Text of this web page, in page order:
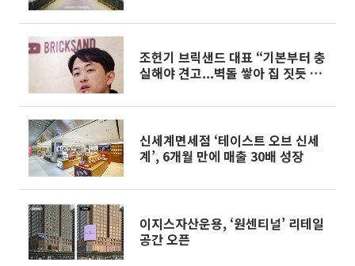
조헌기 브릭샌드 대표 “기본부터 충
실해야 견고...벽돌 쌓아 집 짓듯 휘
신세계면세점 ‘테이스트 오브 신세
계’, 6개월 만에 매출 30배 성장
이지스자산운용, ‘원센티널’ 리테일
공간 오픈